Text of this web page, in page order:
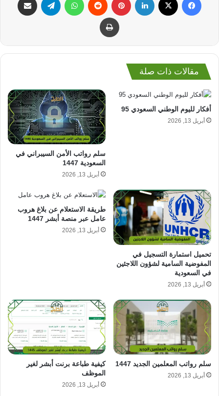
طباعة
مقالات ذات صلة
أفكار لليوم الوطني السعودي 95
أبريل 13, 2026
سلم رواتب الأمن السيبراني في
السعودية 1447
أبريل 13, 2026
تحميل استمارة التسجيل في
المفوضية السامية لشؤون اللاجئين
في السعودية
أبريل 13, 2026
طريقة الاستعلام عن بلاغ هروب
عامل عبر منصة أبشر 1447
أبريل 13, 2026
سلم رواتب المعلمين الجديد 1447
أبريل 13, 2026
كيفية طباعة برنت أبشر لغير
الموظف
أبريل 13, 2026